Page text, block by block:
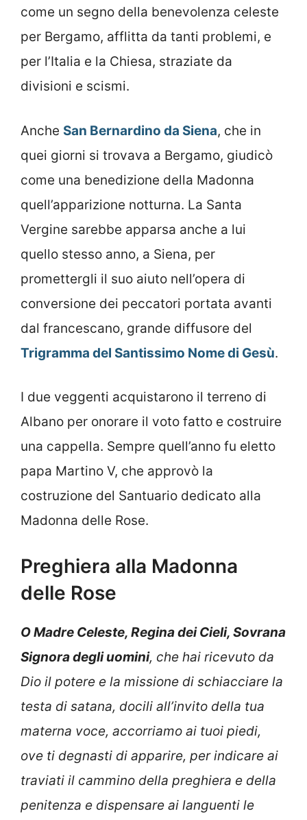
come un segno della benevolenza celeste
per Bergamo, afflitta da tanti problemi, e
per l’Italia e la Chiesa, straziate da
divisioni e scismi.
Anche San Bernardino da Siena, che in
quei giorni si trovava a Bergamo, giudicò
come una benedizione della Madonna
quell’apparizione notturna. La Santa
Vergine sarebbe apparsa anche a lui
quello stesso anno, a Siena, per
promettergli il suo aiuto nell’opera di
conversione dei peccatori portata avanti
dal francescano, grande diffusore del
Trigramma del Santissimo Nome di Gesù.
I due veggenti acquistarono il terreno di
Albano per onorare il voto fatto e costruire
una cappella. Sempre quell’anno fu eletto
papa Martino V, che approvò la
costruzione del Santuario dedicato alla
Madonna delle Rose.
Preghiera alla Madonna
delle Rose
O Madre Celeste, Regina dei Cieli, Sovrana
Signora degli uomini, che hai ricevuto da
Dio il potere e la missione di schiacciare la
testa di satana, docili all’invito della tua
materna voce, accorriamo ai tuoi piedi,
ove ti degnasti di apparire, per indicare ai
traviati il cammino della preghiera e della
penitenza e dispensare ai languenti le